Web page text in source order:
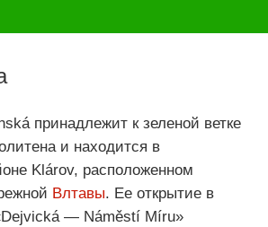
принадлежит к зеленой ветке
и находится в
Klárov, расположенном
Влтавы. Ее открытие в
— Náměstí Míru»